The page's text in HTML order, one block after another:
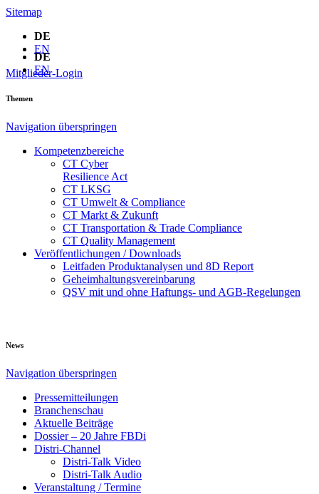
Sitemap
DE
EN
Mitglieder-Login
DE
EN
Themen
Navigation überspringen
Kompetenzbereiche
CT Cyber
Resilience Act
CT LKSG
CT Umwelt & Compliance
CT Markt & Zukunft
CT Transportation & Trade Compliance
CT Quality Management
Veröffentlichungen / Downloads
Leitfaden Produktanalysen und 8D Report
Geheimhaltungsverein­barung
QSV mit und ohne Haftungs- und AGB-Regelungen
News
Navigation überspringen
Pressemitteilungen
Branchenschau
Aktuelle Beiträge
Dossier – 20 Jahre FBDi
Distri-Channel
Distri-Talk Video
Distri-Talk Audio
Veranstaltung / Termine